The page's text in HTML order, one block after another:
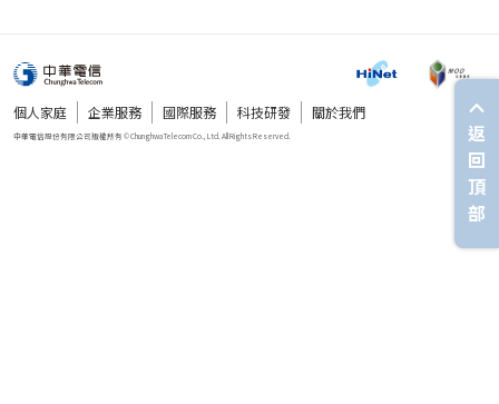
個人家庭 企業服務 國際服務 科技研發 關於我們
返
回
頂
部